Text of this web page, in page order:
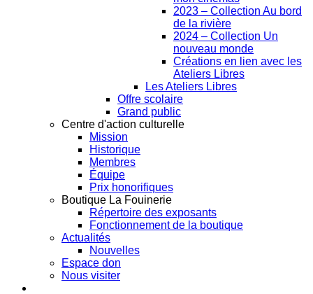
2023 – Collection Au bord
de la rivière
2024 – Collection Un
nouveau monde
Créations en lien avec les
Ateliers Libres
Les Ateliers Libres
Offre scolaire
Grand public
Centre d'action culturelle
Mission
Historique
Membres
Équipe
Prix honorifiques
Boutique La Fouinerie
Répertoire des exposants
Fonctionnement de la boutique
Actualités
Nouvelles
Espace don
Nous visiter